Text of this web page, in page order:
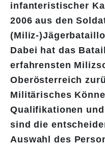
infanteristischer
2006 aus den
(Miliz-
Dabei hat das
erfahrensten
Oberösterreich
Militärisches
Qualifikationen
sind die
Auswahl des